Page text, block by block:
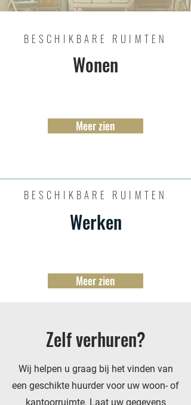
BESCHIKBARE RUIMTEN
Wonen
Meer zien
BESCHIKBARE RUIMTEN
Werken
Meer zien
Zelf verhuren?
Wij helpen u graag bij het vinden van
een geschikte huurder voor uw woon- of
kantoorruimte. Laat uw gegevens